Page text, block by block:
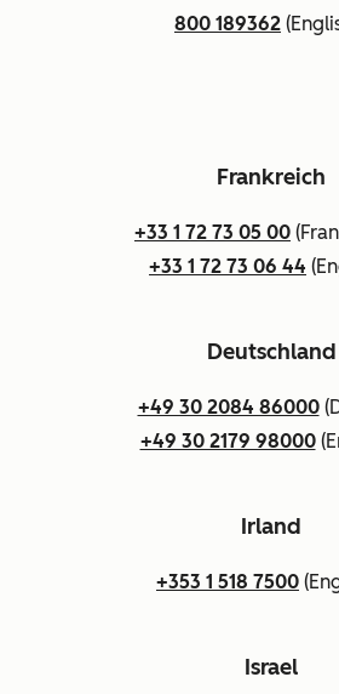
800 189362
Frankreich
+33 1 72 73 05 00
+33 1 72 73 06 44
Deutschland
+49 30 2084 86000
+49 30 2179 98000
Irland
+353 1 518 7500
Israel